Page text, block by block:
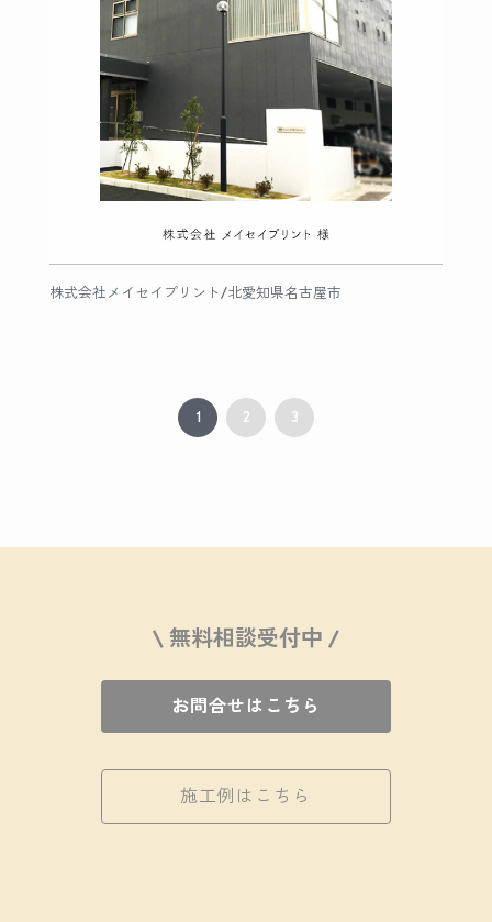
株式会社メイセイプリント/北愛知県名古屋市
1 2 3
\ 無料相談受付中 /
お問合せはこちら
施工例はこちら